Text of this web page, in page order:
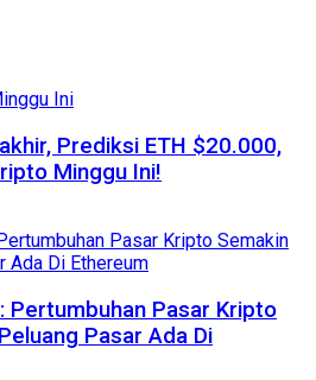
Prediksi ETH $20.000,
Minggu Ini!
Pertumbuhan Pasar Kripto
Pasar Ada Di